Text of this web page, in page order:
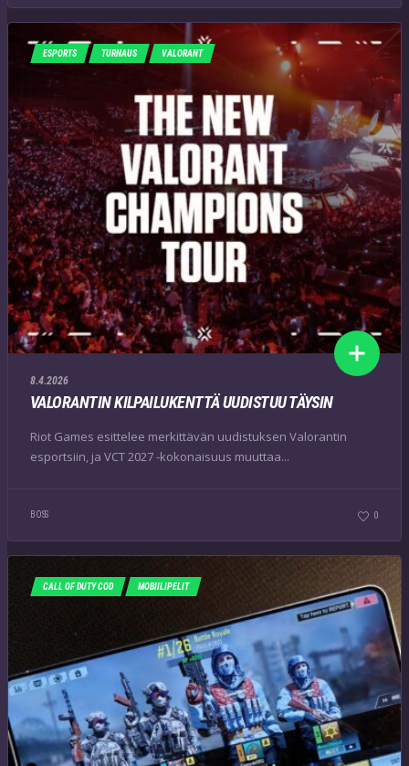
ESPORTS TURNAUS VALORANT
8.4.2026
VALORANTIN KILPAILUKENTTÄ UUDISTUU TÄYSIN
Riot Games esittelee merkittävän uudistuksen Valorantin
esportsiin, ja VCT 2027 -kokonaisuus muuttaa...
BOSS 0
CALL OF DUTY COD MOBIILIPELIT